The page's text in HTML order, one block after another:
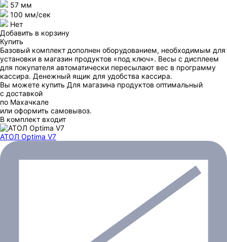
57 мм
100 мм/сек
Нет
Добавить в корзину
Купить
Базовый комплект дополнен оборудованием, необходимым для
установки в магазин продуктов «под ключ». Весы с дисплеем
для покупателя автоматически пересылают вес в программу
кассира. Денежный ящик для удобства кассира.
Вы можете купить Для магазина продуктов оптимальный
с доставкой
по Махачкале
или оформить самовывоз.
В комплект входит
АТОЛ Optima V7